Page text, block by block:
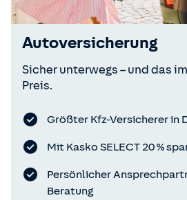
Autoversicherung
Sicher unterwegs – und das
Preis.
Größter Kfz-Versicherer in
Mit Kasko SELECT 20 %
Persönlicher
Beratung